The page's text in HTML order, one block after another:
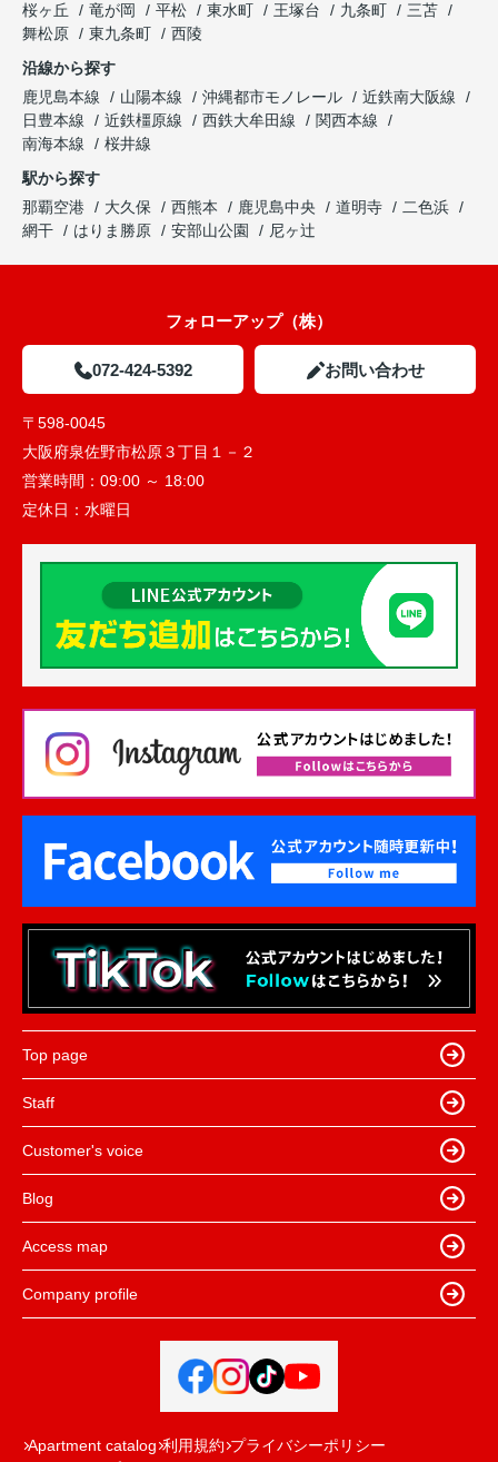
桜ヶ丘
竜が岡 平松 東水町 王塚台 九条町
三苫
舞松原
東九条町
西陵
沿線から探す
鹿児島本線
山陽本線 沖縄都市モノレール
近鉄南大阪線
日豊本線
近鉄橿原線 西鉄大牟田線
関西本線
南海本線
桜井線
駅から探す
那覇空港
大久保 西熊本 鹿児島中央 道明寺
二色浜
網干
はりま勝原 安部山公園 尼ヶ辻
フォローアップ（株）
072-424-5392 お問い合わせ
〒598-0045
大阪府泉佐野市松原３丁目１－２
営業時間： 09:00 ～ 18:00
定休日： 水曜日
Top page
Staff
Customer's voice
Blog
Access map
Company profile
Apartment catalog 利用規約 プライバシーポリシー